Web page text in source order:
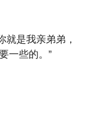
是我亲弟弟，
一些的。”